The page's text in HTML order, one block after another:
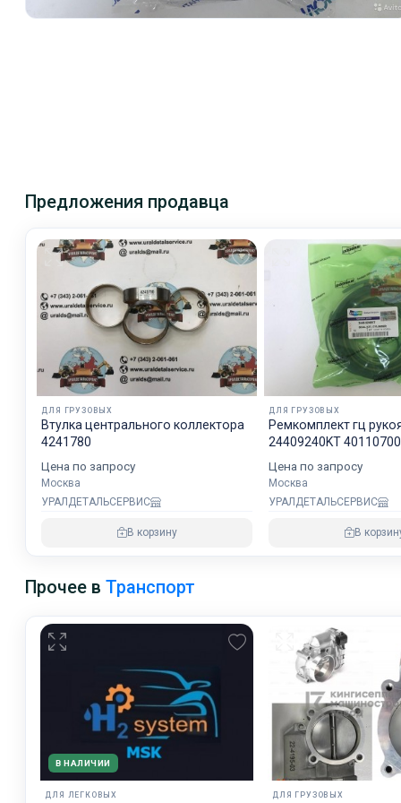
Предложения продавца
ДЛЯ ГРУЗОВЫХ
Втулка центрального коллектора
4241780
Цена по запросу
Москва
УРАЛДЕТАЛЬСЕРВИС
В корзину
ДЛЯ ГРУЗОВЫХ
Ремкомплект гц
24409240KT
Цена по запросу
Москва
УРАЛДЕТАЛЬСЕРВИС
В
Прочее вТранспорт
В НАЛИЧИИ
ДЛЯ ЛЕГКОВЫХ ДЛЯ ГРУЗОВЫХ